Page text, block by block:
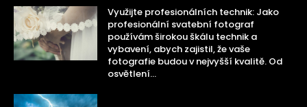
Využijte profesionálních technik: Jako
profesionální svatební fotograf
používám širokou škálu technik a
vybavení, abych zajistil, že vaše
fotografie budou v nejvyšší kvalitě. Od
osvětlení...